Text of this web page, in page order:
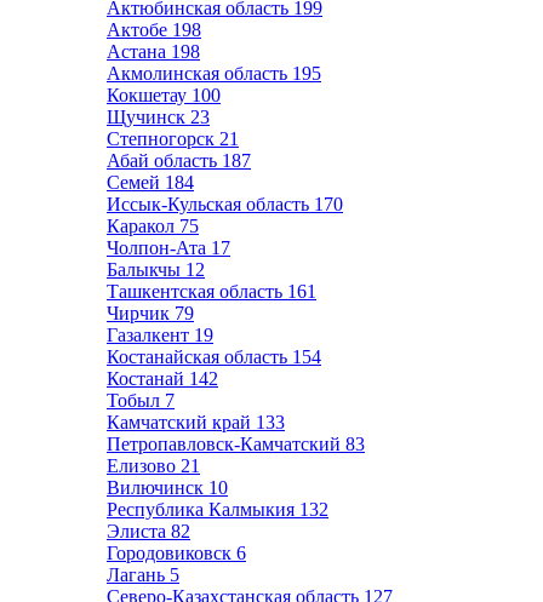
Актюбинская область 199
Актобе 198
Астана 198
Акмолинская область 195
Кокшетау 100
Щучинск 23
Степногорск 21
Абай область 187
Семей 184
Иссык-Кульская область 170
Каракол 75
Чолпон-Ата 17
Балыкчы 12
Ташкентская область 161
Чирчик 79
Газалкент 19
Костанайская область 154
Костанай 142
Тобыл 7
Камчатский край 133
Петропавловск-Камчатский 83
Елизово 21
Вилючинск 10
Республика Калмыкия 132
Элиста 82
Городовиковск 6
Лагань 5
Северо-Казахстанская область 127